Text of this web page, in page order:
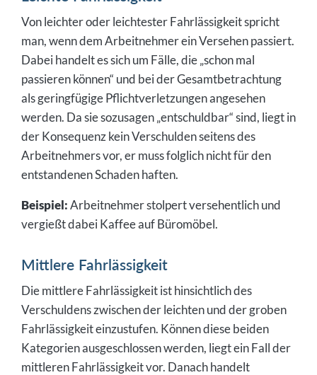
Von leichter oder leichtester Fahrlässigkeit spricht
man, wenn dem Arbeitnehmer ein Versehen passiert.
Dabei handelt es sich um Fälle, die „schon mal
passieren können“ und bei der Gesamtbetrachtung
als geringfügige Pflichtverletzungen angesehen
werden. Da sie sozusagen „entschuldbar“ sind, liegt in
der Konsequenz kein Verschulden seitens des
Arbeitnehmers vor, er muss folglich nicht für den
entstandenen Schaden haften.
Beispiel:Arbeitnehmer stolpert versehentlich und
vergießt dabei Kaffee auf Büromöbel.
Mittlere Fahrlässigkeit
Die mittlere Fahrlässigkeit ist hinsichtlich des
Verschuldens zwischen der leichten und der groben
Fahrlässigkeit einzustufen. Können diese beiden
Kategorien ausgeschlossen werden, liegt ein Fall der
mittleren Fahrlässigkeit vor. Danach handelt